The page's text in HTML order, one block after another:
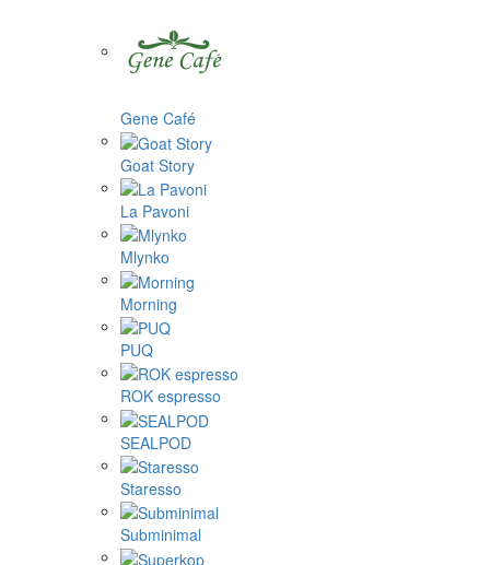
Gene Café
Goat Story
La Pavoni
Mlynko
Morning
PUQ
ROK espresso
SEALPOD
Staresso
Subminimal